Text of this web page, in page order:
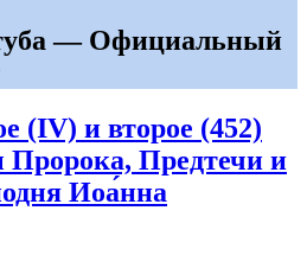
— Официальный
(IV) и второе (452)
Пророка, Предтечи и
Иоа́нна